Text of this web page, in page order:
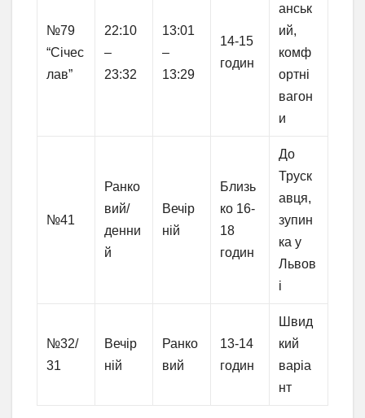
№79
“Січес
лав”
22:10
–
23:32
13:01
–
13:29
14-15
годин
анськ
ий,
комф
ортні
вагон
и
№41
Ранко
вий/
денни
й
Вечір
ній
Близь
ко 16-
18
годин
До
Труск
авця,
зупин
ка у
Львов
і
№32/
31
Вечір
ній
Ранко
вий
13-14
годин
Швид
кий
варіа
нт